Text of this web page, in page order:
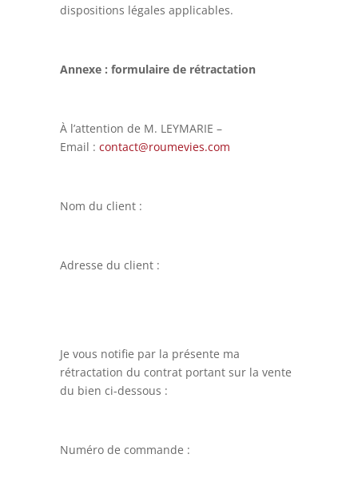
dispositions légales applicables.
Annexe : formulaire de rétractation
À l’attention de M. LEYMARIE –
Email : contact@roumevies.com
Nom du client :
Adresse du client :
Je vous notifie par la présente ma
rétractation du contrat portant sur la vente
du bien ci-dessous :
Numéro de commande :